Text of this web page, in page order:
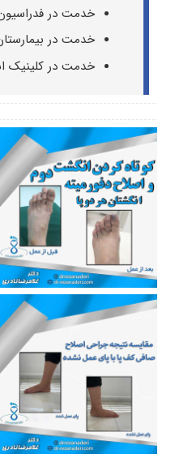
خدمت در
خدمت در
خدمت در کلینیک